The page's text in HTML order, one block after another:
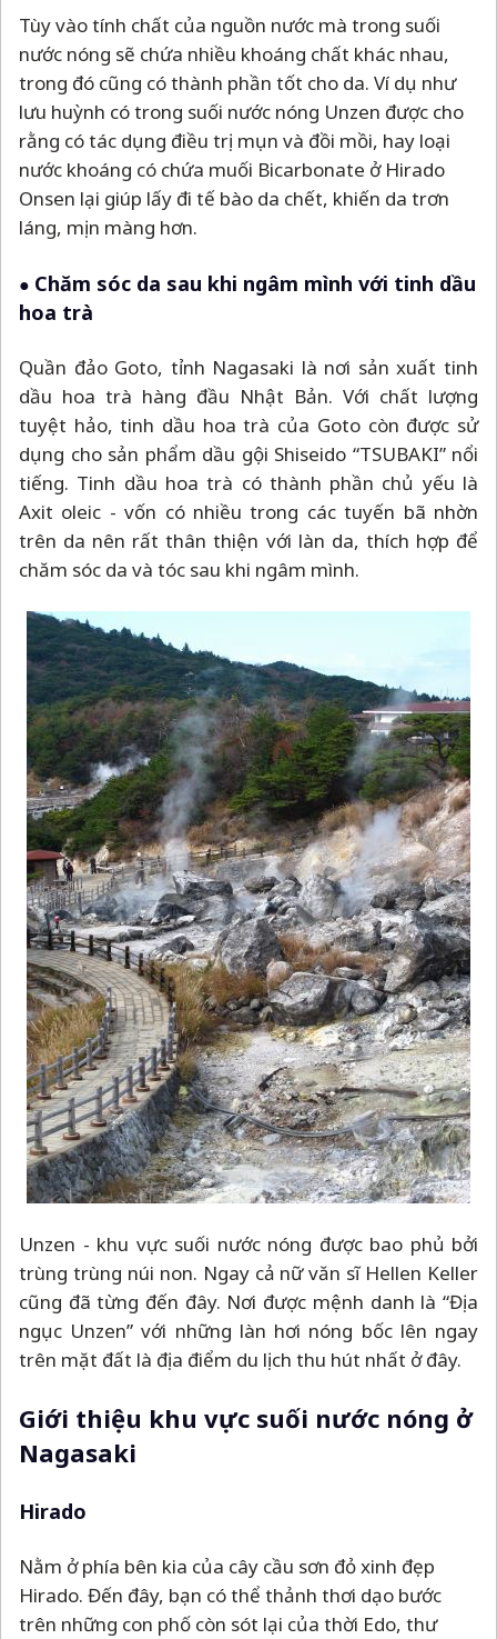
Tùy vào tính chất của nguồn nước mà trong suối
nước nóng sẽ chứa nhiều khoáng chất khác nhau,
trong đó cũng có thành phần tốt cho da. Ví dụ như
lưu huỳnh có trong suối nước nóng Unzen được cho
rằng có tác dụng điều trị mụn và đồi mồi, hay loại
nước khoáng có chứa muối Bicarbonate ở Hirado
Onsen lại giúp lấy đi tế bào da chết, khiến da trơn
láng, mịn màng hơn.
● Chăm sóc da sau khi ngâm mình với tinh dầu
hoa trà
Quần đảo Goto, tỉnh Nagasaki là nơi sản xuất tinh
dầu hoa trà hàng đầu Nhật Bản. Với chất lượng
tuyệt hảo, tinh dầu hoa trà của Goto còn được sử
dụng cho sản phẩm dầu gội Shiseido “TSUBAKI” nổi
tiếng. Tinh dầu hoa trà có thành phần chủ yếu là
Axit oleic - vốn có nhiều trong các tuyến bã nhờn
trên da nên rất thân thiện với làn da, thích hợp để
chăm sóc da và tóc sau khi ngâm mình.
Unzen - khu vực suối nước nóng được bao phủ bởi
trùng trùng núi non. Ngay cả nữ văn sĩ Hellen Keller
cũng đã từng đến đây. Nơi được mệnh danh là “Địa
ngục Unzen” với những làn hơi nóng bốc lên ngay
trên mặt đất là địa điểm du lịch thu hút nhất ở đây.
Giới thiệu khu vực suối nước nóng ở
Nagasaki
Hirado
Nằm ở phía bên kia của cây cầu sơn đỏ xinh đẹp
Hirado. Đến đây, bạn có thể thảnh thơi dạo bước
trên những con phố còn sót lại của thời Edo, thư